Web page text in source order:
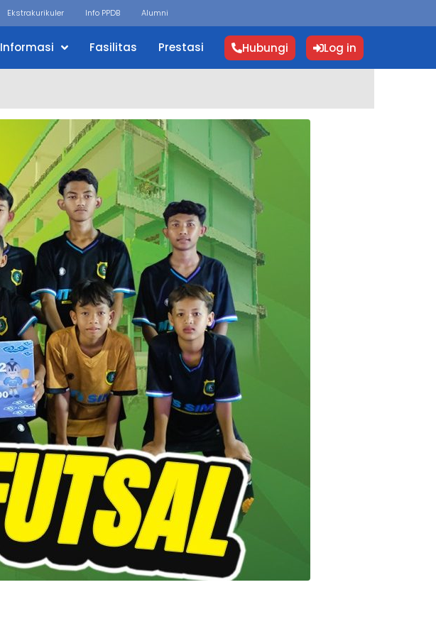
Ekstrakurikuler Info PPDB Alumni
Informasi Fasilitas Prestasi Hubungi Log in